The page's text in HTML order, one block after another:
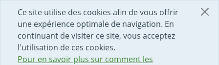
Ce site utilise des cookies afin de vous offrir
une expérience optimale de navigation. En
continuant de visiter ce site, vous acceptez
l'utilisation de ces cookies.
Pour en savoir plus sur comment les
DÉBUT DU CONTENU DE LA PAGE
ACCÈS AU CHAMP DE RECHERCHE
PAGE D'ACCUEIL
FORMULAIRE DE CONTACT